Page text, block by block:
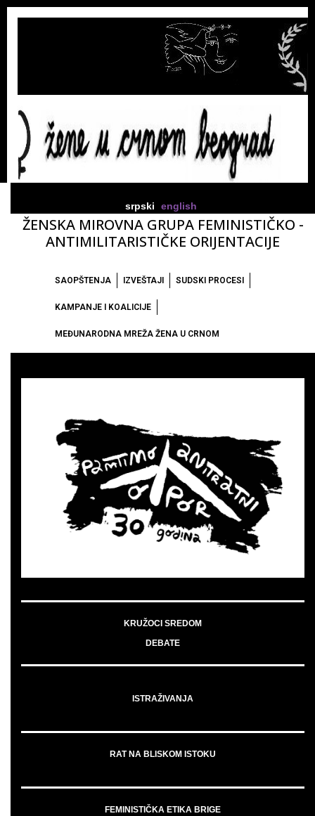
srpski english
ŽENSKA MIROVNA GRUPA FEMINISTIČKO -
ANTIMILITARISTIČKE ORIJENTACIJE
SAOPŠTENJA IZVEŠTAJI SUDSKI PROCESI
KAMPANJE I KOALICIJE
MEĐUNARODNA MREŽA ŽENA U CRNOM
KRUŽOCI SREDOM
DEBATE
ISTRAŽIVANJA
RAT NA BLISKOM ISTOKU
FEMINISTIČKA ETIKA BRIGE